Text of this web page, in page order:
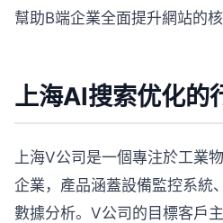
幫助B端企業全面提升網站的核
上海AI搜索优化的
上海V公司是一個專注於工業
企業，產品涵蓋設備監控系統
數據分析。V公司的目標客戶